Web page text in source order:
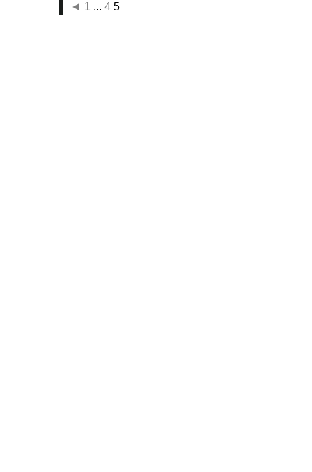
◄ 1 ... 4 5